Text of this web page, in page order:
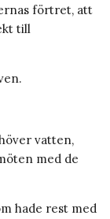
förtret, att
till
vatten,
med de
hade rest med